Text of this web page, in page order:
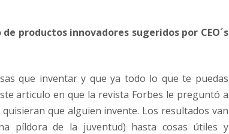
productos innovadores sugeridos por CEO´s
que inventar y que ya todo lo que te puedas
articulo en que la revista Forbes le preguntó a
que alguien invente. Los resultados van
píldora de la juventud) hasta cosas útiles y